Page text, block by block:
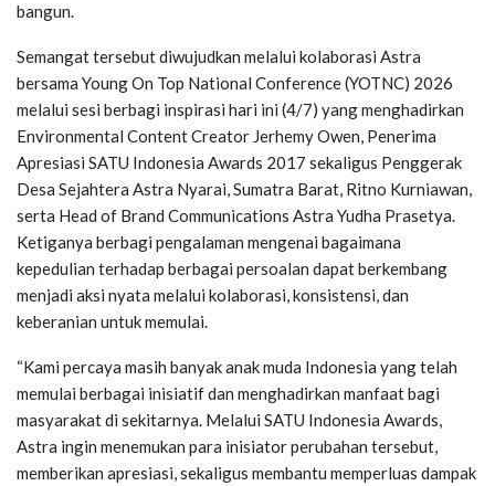
bangun.
Semangat tersebut diwujudkan melalui kolaborasi Astra
bersama Young On Top National Conference (YOTNC) 2026
melalui sesi berbagi inspirasi hari ini (4/7) yang menghadirkan
Environmental Content Creator Jerhemy Owen, Penerima
Apresiasi SATU Indonesia Awards 2017 sekaligus Penggerak
Desa Sejahtera Astra Nyarai, Sumatra Barat, Ritno Kurniawan,
serta Head of Brand Communications Astra Yudha Prasetya.
Ketiganya berbagi pengalaman mengenai bagaimana
kepedulian terhadap berbagai persoalan dapat berkembang
menjadi aksi nyata melalui kolaborasi, konsistensi, dan
keberanian untuk memulai.
“Kami percaya masih banyak anak muda Indonesia yang telah
memulai berbagai inisiatif dan menghadirkan manfaat bagi
masyarakat di sekitarnya. Melalui SATU Indonesia Awards,
Astra ingin menemukan para inisiator perubahan tersebut,
memberikan apresiasi, sekaligus membantu memperluas dampak